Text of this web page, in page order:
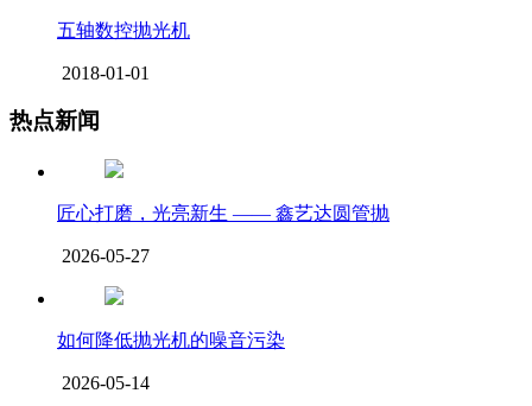
五轴数控抛光机
2018-01-01
热点新闻
匠心打磨，光亮新生 —— 鑫艺达圆管抛
2026-05-27
如何降低抛光机的噪音污染
2026-05-14